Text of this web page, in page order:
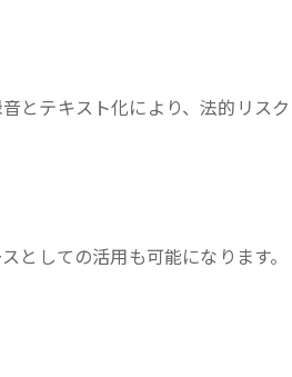
とテキスト化により、法的リスク
としての活用も可能になります。